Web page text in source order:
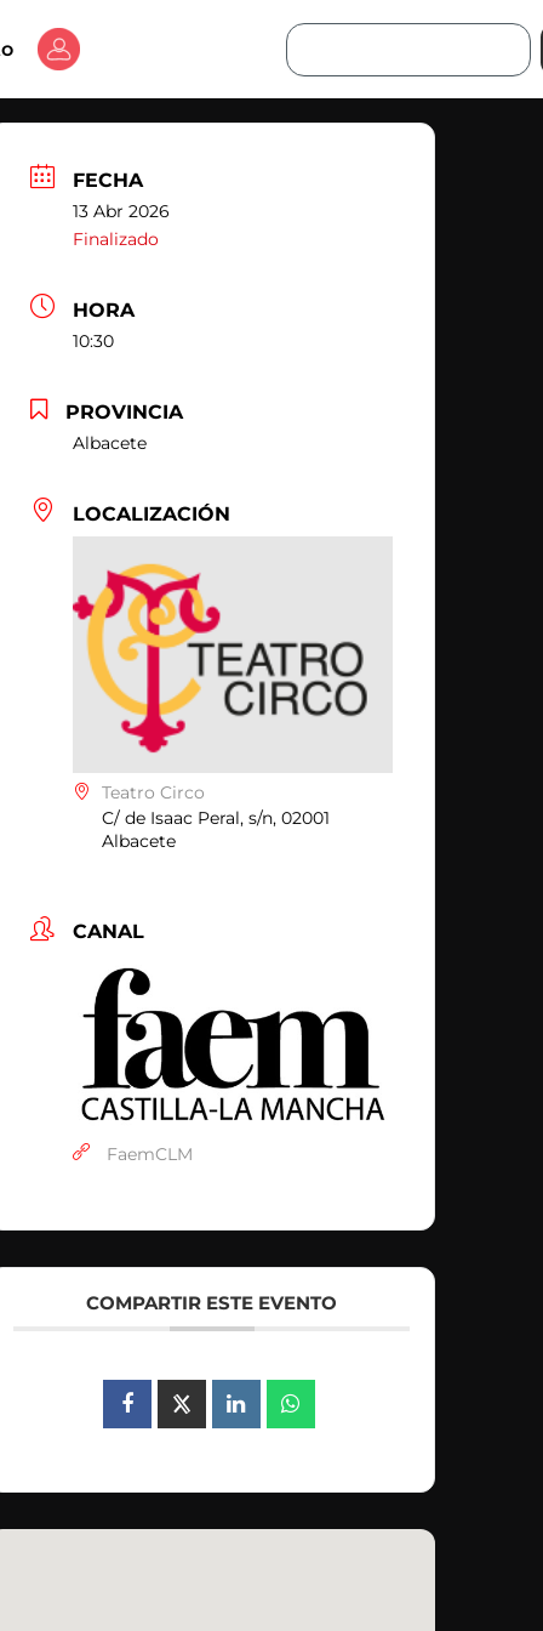
Buscar
FECHA
13 Abr 2026
Finalizado
HORA
10:30
PROVINCIA
Albacete
LOCALIZACIÓN
Teatro Circo
C/ de Isaac Peral, s/n, 02001
Albacete
CANAL
FaemCLM
COMPARTIR ESTE EVENTO